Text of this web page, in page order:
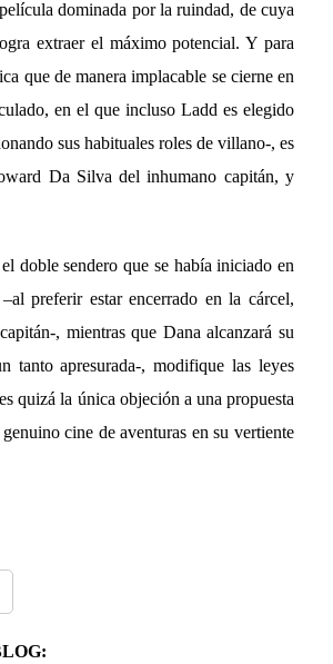
dominada por la ruindad, de cuya
extraer el máximo potencial. Y para
que de manera implacable se cierne en
en el que incluso Ladd es elegido
sus habituales roles de villano-, es
Da Silva del inhumano capitán, y
doble sendero que se había iniciado en
preferir estar encerrado en la cárcel,
, mientras que Dana alcanzará su
tanto apresurada-, modifique las leyes
quizá la única objeción a una propuesta
cine de aventuras en su vertiente